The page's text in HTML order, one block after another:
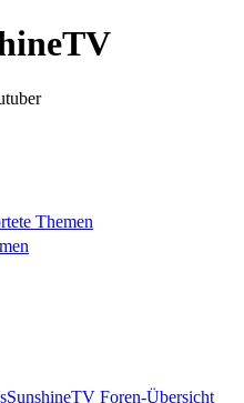
Themen
Foren-Übersicht